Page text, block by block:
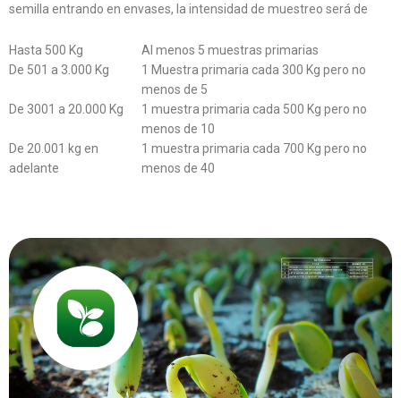
semilla entrando en envases, la intensidad de muestreo será de
Hasta 500 Kg
Al menos 5 muestras primarias
De 501 a 3.000 Kg
1 Muestra primaria cada 300 Kg pero no
menos de 5
De 3001 a 20.000 Kg
1 muestra primaria cada 500 Kg pero no
menos de 10
De 20.001 kg en
adelante
1 muestra primaria cada 700 Kg pero no
menos de 40